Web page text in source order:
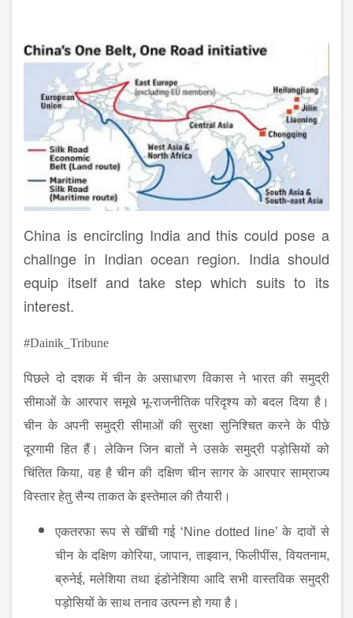
China is encircling India and this could pose a
challnge in Indian ocean region. India should
equip itself and take step which suits to its
interest.
#Dainik_Tribune
पिछले दो दशक में चीन के असाधारण विकास ने भारत की समुद्री
सीमाओं के आरपार समूचे भू-राजनीतिक परिदृश्य को बदल दिया है।
चीन के अपनी समुद्री सीमाओं की सुरक्षा सुनिश्चित करने के पीछे
दूरगामी हित हैं। लेकिन जिन बातों ने उसके समुद्री पड़ोसियों को
चिंतित किया, वह है चीन की दक्षिण चीन सागर के आरपार साम्राज्य
विस्तार हेतु सैन्य ताकत के इस्तेमाल की तैयारी।
एकतरफा रूप से खींची गई ‘Nine dotted line’ के दावों से
चीन के दक्षिण कोरिया,जापान, ताइवान,फिलीपींस,वियतनाम,
ब्रुनेई, मलेशिया तथा इंडोनेशिया आदि सभी वास्तविक समुद्री
पड़ोसियों के साथ तनाव उत्पन्न हो गया है।